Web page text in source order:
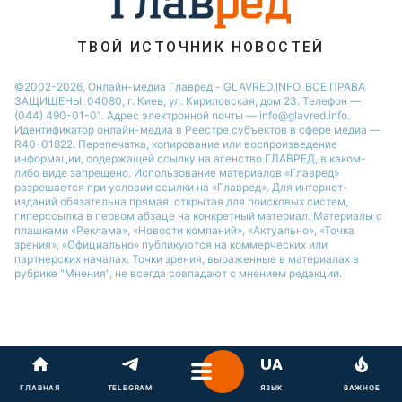
ТВОЙ ИСТОЧНИК НОВОСТЕЙ
©2002-2026, Онлайн-медиа Главред - GLAVRED.INFO. ВСЕ ПРАВА
ЗАЩИЩЕНЫ. 04080, г. Киев, ул. Кириловская, дом 23. Телефон —
(044) 490-01-01. Адрес электронной почты — info@glavred.info.
Идентификатор онлайн-медиа в Реестре cубъектов в сфере медиа —
R40-01822. Перепечатка, копирование или воспроизведение
информации, содержащей ссылку на агенство ГЛАВРЕД, в каком-
либо виде запрещено. Использование материалов «Главред»
разрешается при условии ссылки на «Главред». Для интернет-
изданий обязательна прямая, открытая для поисковых систем,
гиперссылка в первом абзаце на конкретный материал. Материалы с
плашками «Реклама», «Новости компаний», «Актуально», «Точка
зрения», «Официально» публикуются на коммерческих или
партнерских началах. Точки зрения, выраженные в материалах в
рубрике "Мнения", не всегда совпадают с мнением редакции.
ГЛАВНАЯ TELEGRAM ЯЗЫК ВАЖНОЕ